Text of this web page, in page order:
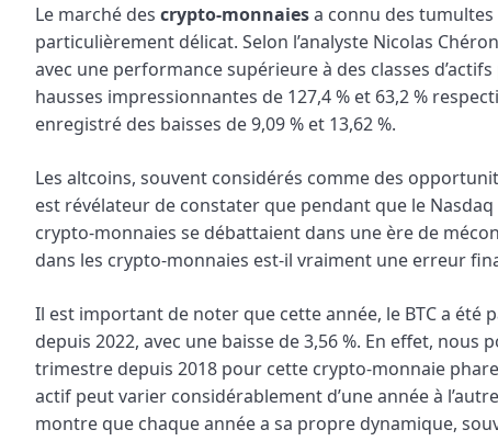
Le marché des crypto-monnaiesa connu des
particulièrement délicat. Selon l’analyste Nicolas
avec une performance supérieure à des classes
hausses impressionnantes de 127,4 % et 63,2 %
enregistré des baisses de 9,09 % et 13,62 %.
Les altcoins, souvent considérés comme des
est révélateur de constater que pendant que le Nasdaq
crypto-monnaies se débattaient dans une ère de
dans les crypto-monnaies est-il vraiment une erreur
Il est important de noter que cette année, le BTC a
depuis 2022, avec une baisse de 3,56 %. En effet,
trimestre depuis 2018 pour cette crypto-monnaie
actif peut varier considérablement d’une année à
montre que chaque année a sa propre dynamique,